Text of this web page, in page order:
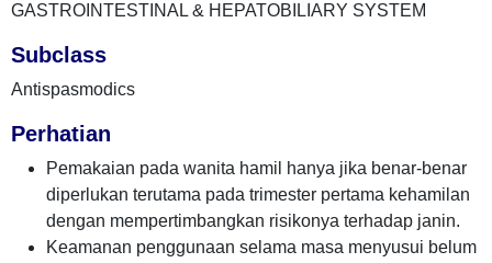
GASTROINTESTINAL & HEPATOBILIARY SYSTEM
Subclass
Antispasmodics
Perhatian
Pemakaian pada wanita hamil hanya jika benar-benar
diperlukan terutama pada trimester pertama kehamilan
dengan mempertimbangkan risikonya terhadap janin.
Keamanan penggunaan selama masa menyusui belum